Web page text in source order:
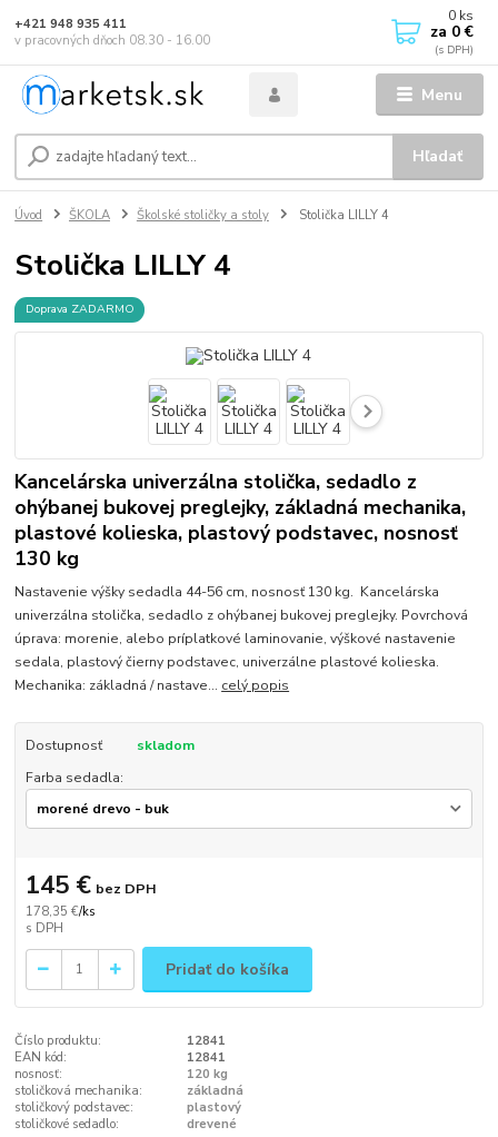
Menu
Hľadať
+421 948 935 411
v pracovných dňoch 08.30 - 16.00
0 ks
za 0 €
Úvod ŠKOLA Školské stoličky a stoly Stolička LILLY 4
Stolička LILLY 4
Doprava ZADARMO
Kancelárska univerzálna stolička, sedadlo z
ohýbanej bukovej preglejky, základná mechanika,
plastové kolieska, plastový podstavec, nosnosť
130 kg
Nastavenie výšky sedadla 44-56 cm, nosnosť 130 kg. Kancelárska
univerzálna stolička, sedadlo z ohýbanej bukovej preglejky. Povrchová
úprava: morenie, alebo príplatkové laminovanie, výškové nastavenie
sedala, plastový čierny podstavec, univerzálne plastové kolieska.
Mechanika: základná / nastave... celý popis
Dostupnosť
skladom
Farba sedadla:
178,35 €/ks
145 € bez DPH
Pridať do košíka
Číslo produktu:
12841
EAN kód:
12841
nosnosť:
120 kg
stoličková mechanika:
základná
stoličkový podstavec:
plastový
stoličkové sedadlo:
drevené